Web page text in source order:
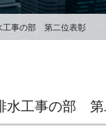
工事の部 第二位表彰
水工事の部 第